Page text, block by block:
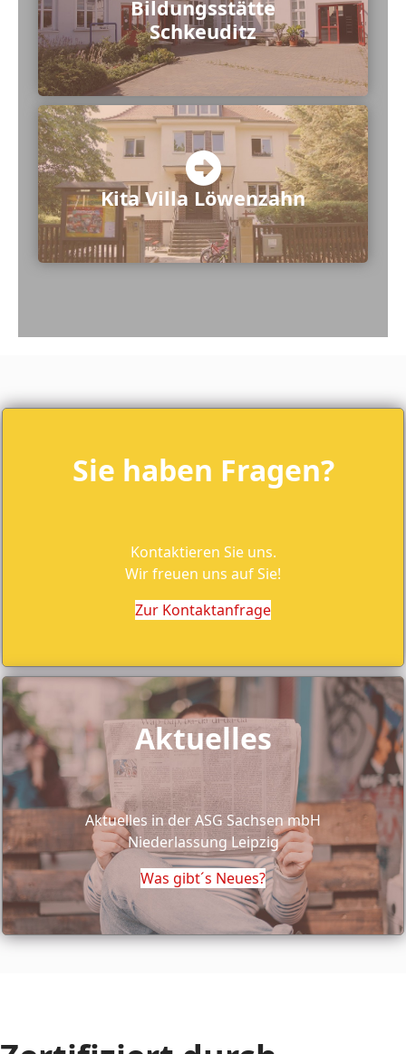
Bildungsstätte
Schkeuditz
Kita Villa Löwenzahn
Sie haben Fragen?
Kontaktieren Sie uns.
Wir freuen uns auf Sie!
Zur Kontaktanfrage
Aktuelles
Aktuelles in der ASG Sachsen mbH
Niederlassung Leipzig
Was gibt´s Neues?